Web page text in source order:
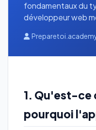
fondamentaux du
développeur web
1. Qu'est-ce
pourquoi